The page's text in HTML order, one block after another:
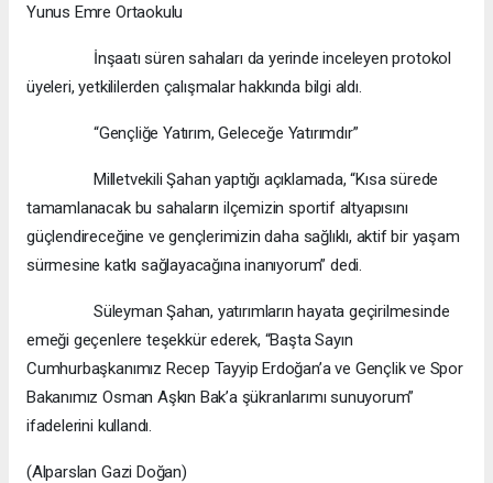
Yunus Emre Ortaokulu
İnşaatı süren sahaları da yerinde inceleyen protokol
üyeleri, yetkililerden çalışmalar hakkında bilgi aldı.
“Gençliğe Yatırım, Geleceğe Yatırımdır”
Milletvekili Şahan yaptığı açıklamada, “Kısa sürede
tamamlanacak bu sahaların ilçemizin sportif altyapısını
güçlendireceğine ve gençlerimizin daha sağlıklı, aktif bir yaşam
sürmesine katkı sağlayacağına inanıyorum” dedi.
Süleyman Şahan, yatırımların hayata geçirilmesinde
emeği geçenlere teşekkür ederek, “Başta Sayın
Cumhurbaşkanımız Recep Tayyip Erdoğan’a ve Gençlik ve Spor
Bakanımız Osman Aşkın Bak’a şükranlarımı sunuyorum”
ifadelerini kullandı.
(Alparslan Gazi Doğan)